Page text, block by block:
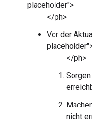
placeholder">
</ph>
Vor der
</ph>
nicht